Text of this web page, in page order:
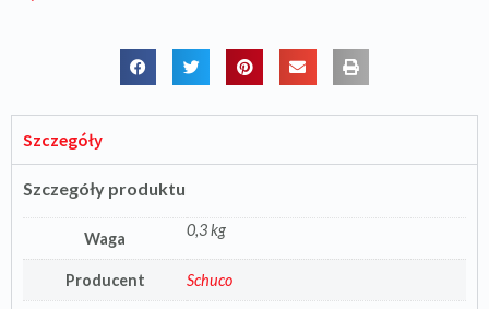
Szczegóły
Szczegóły produktu
Waga 0,3 kg
Producent Schuco